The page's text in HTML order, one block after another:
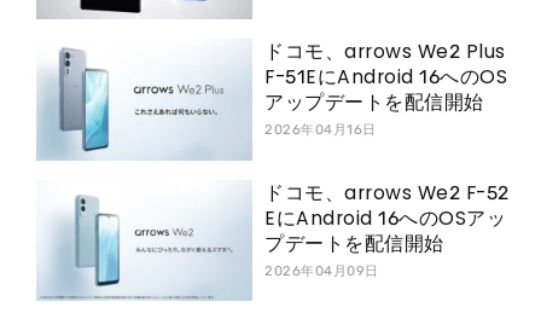
ドコモ、arrows We2 Plus
F-51EにAndroid 16へのOS
アップデートを配信開始
2026年04月16日
ドコモ、arrows We2 F-52
EにAndroid 16へのOSアッ
プデートを配信開始
2026年04月09日